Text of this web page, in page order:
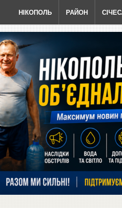
НІКОПОЛЬ РАЙОН